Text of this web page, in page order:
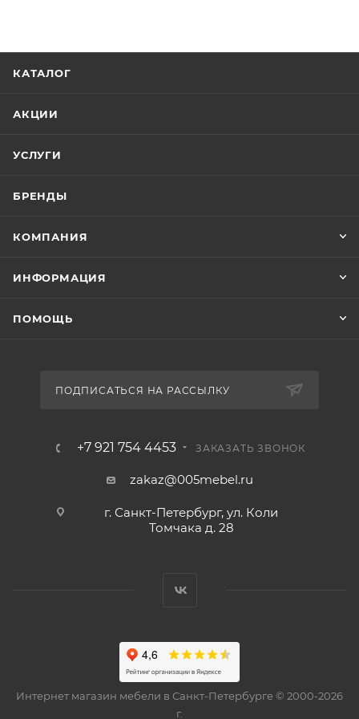
КАТАЛОГ
АКЦИИ
УСЛУГИ
БРЕНДЫ
КОМПАНИЯ
ИНФОРМАЦИЯ
ПОМОЩЬ
ПОДПИСАТЬСЯ НА РАССЫЛКУ
+7 921 754 4453 ЗАКАЗАТЬ ЗВОНОК
zakaz@005mebel.ru
г. Санкт-Петербург, ул. Коли
Томчака д. 28
Интернет магазин мебели в Санкт-Петербурге © 2000-2026
г.